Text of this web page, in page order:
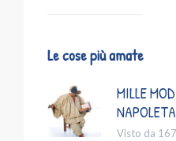
Le cose più amate
MILLE
Visto da